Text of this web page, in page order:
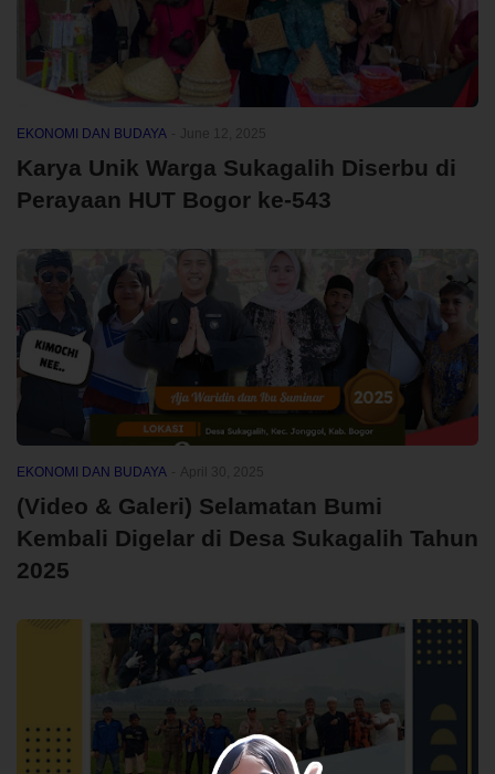
EKONOMI DAN BUDAYA
Karya Unik Warga Sukagalih Diserbu di
Perayaan HUT Bogor ke-543
EKONOMI DAN BUDAYA
(Video & Galeri) Selamatan Bumi
Kembali Digelar di Desa Sukagalih Tahun
2025